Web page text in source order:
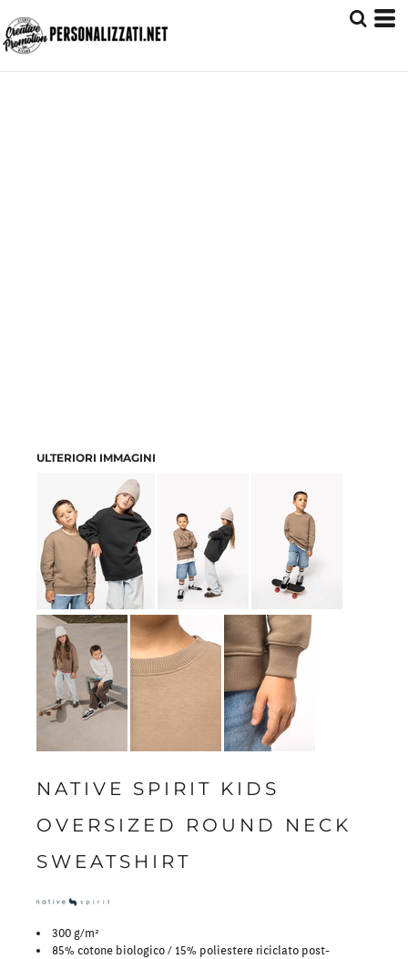
ULTERIORI IMMAGINI
NATIVE SPIRIT KIDS
OVERSIZED ROUND NECK
SWEATSHIRT
300 g/m²
85% cotone biologico / 15% poliestere riciclato post-